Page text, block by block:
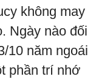
không may
Ngày nào đối
10 năm ngoái
phần trí nhớ